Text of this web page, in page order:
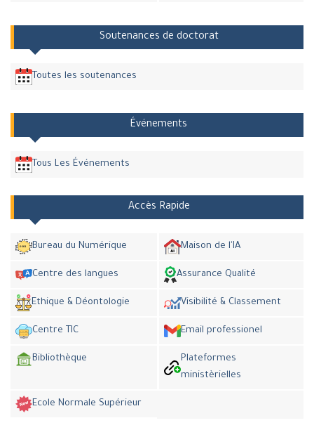
Soutenances de doctorat
Toutes les soutenances
Événements
Tous Les Événements
Accès Rapide
Bureau du Numérique Maison de l'IA
Centre des langues Assurance Qualité
Ethique & Déontologie Visibilité & Classement
Centre TIC Email professionel
Bibliothèque
Plateformes
ministèrielles
Ecole Normale Supérieur